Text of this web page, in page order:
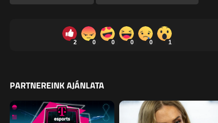
2 0 0 0 0 1
PARTNEREINK AJÁNLATA